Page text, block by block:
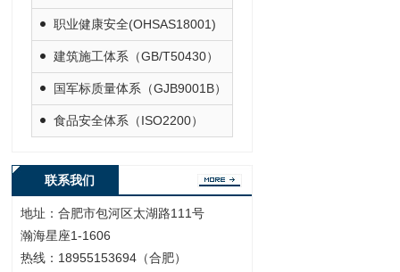
职业健康安全(OHSAS18001)
建筑施工体系（GB/T50430）
国军标质量体系（GJB9001B）
食品安全体系（ISO2200）
联系我们
地址：合肥市包河区太湖路111号
瀚海星座1-1606
热线：18955153694（合肥）